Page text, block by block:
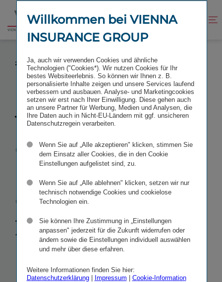
Inhalt
springen
Fußzeile
springen
Zur
Startseite
Kontrast
THE FINEST CEELECTION EQUITY CONFERENCE
2025
The Finest
CEElection
Equity
Conference
2025
Willkommen bei VIENNA
INSURANCE GROUP
Ja, auch wir verwenden Cookies und ähnliche
Technologien ("Cookies*). Wir nutzen Cookies für Ihr
bestes Websiteerlebnis. So können wir Ihnen z. B.
personalisierte Inhalte zeigen und unsere Services laufend
verbessern und ausbauen. Analyse- und Marketingcookies
setzen wir erst nach Ihrer Einwilligung. Diese gehen auch
an unsere Partner für Werbung, Medien und Analysen, die
Ihre Daten auch in Nicht-EU-Ländern mit ggf. unsicheren
Datenschutzregein verarbeiten.
Wenn Sie auf „Alle akzeptieren" klicken, stimmen Sie
dem Einsatz aller Cookies, die in den Cookie
Einstellungen aufgelistet sind, zu.
Wenn Sie auf „Alle ablehnen" klicken, setzen wir nur
technisch notwendige Cookies und cookielose
Technologien ein.
Sie können Ihre Zustimmung in „Einstellungen
anpassen" jederzeit für die Zukunft widerrufen oder
ändern sowie die Einstellungen individuell auswählen
und mehr über diese erfahren.
Weitere Informationen finden Sie hier:
Datenschutzerklärung| Impressum Cookie-Information